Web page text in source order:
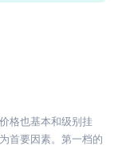
格也基本和级别挂
首要因素。第一档的